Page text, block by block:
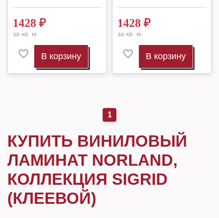
1428 ₽
за кв. м.
В корзину
1428 ₽
за кв. м.
В корзину
1
КУПИТЬ ВИНИЛОВЫЙ
ЛАМИНАТ NORLAND,
КОЛЛЕКЦИЯ SIGRID
(КЛЕЕВОЙ)